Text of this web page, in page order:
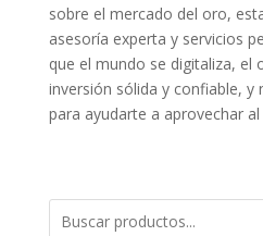
sobre el mercado del oro,
asesoría experta y servicios
que el mundo se digitaliza, el
inversión sólida y confiable,
para ayudarte a aprovechar